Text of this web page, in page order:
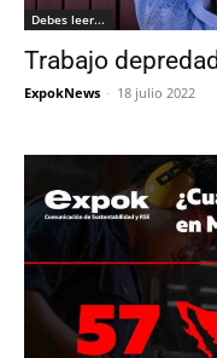
Debes leer...
Trabajo
ExpokNews - 18 julio 2022